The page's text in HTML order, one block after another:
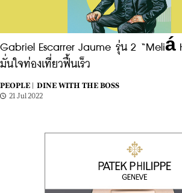
Gabriel Escarrer Jaume รุ่น 2 “Meliá
มั่นใจท่องเที่ยวฟื้นเร็ว
PEOPLE |
DINE WITH THE BOSS
21 Jul 2022